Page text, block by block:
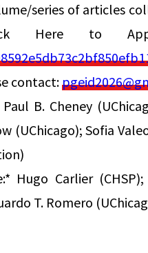
series of articles
Here to
contact:
B. Cheney
(UChicago); Sofia
Hugo Carlier
T. Romero